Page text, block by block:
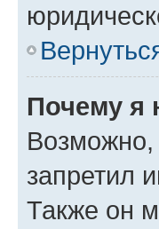
Почему я
Возможно,
запретил
Также он